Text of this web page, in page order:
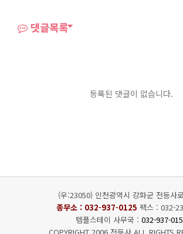
댓글목록
등록된 댓글이 없습니다.
(우:23050) 인천광역시 강화군 전등사
종무소 : 032-937-0125 팩스 : 032-
템플스테이 사무국 : 032-937-